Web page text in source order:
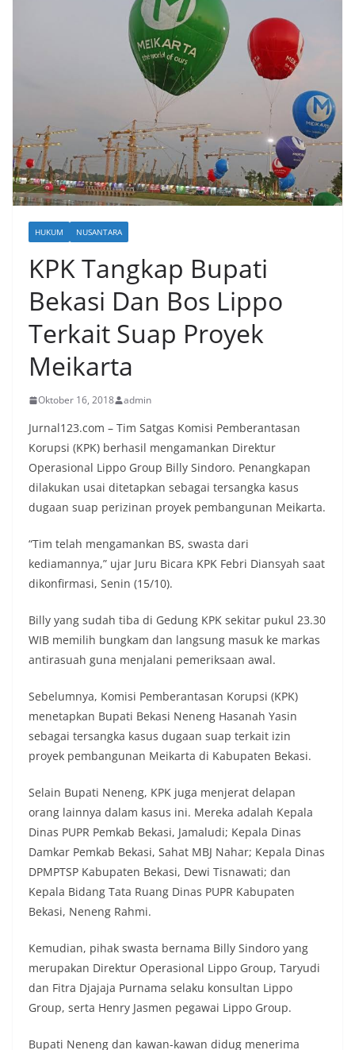
HUKUM NUSANTARA
KPK Tangkap Bupati
Bekasi Dan Bos Lippo
Terkait Suap Proyek
Meikarta
Oktober 16, 2018 admin
Jurnal123.com – Tim Satgas Komisi Pemberantasan
Korupsi (KPK) berhasil mengamankan Direktur
Operasional Lippo Group Billy Sindoro. Penangkapan
dilakukan usai ditetapkan sebagai tersangka kasus
dugaan suap perizinan proyek pembangunan Meikarta.
“Tim telah mengamankan BS, swasta dari
kediamannya,” ujar Juru Bicara KPK Febri Diansyah saat
dikonfirmasi, Senin (15/10).
Billy yang sudah tiba di Gedung KPK sekitar pukul 23.30
WIB memilih bungkam dan langsung masuk ke markas
antirasuah guna menjalani pemeriksaan awal.
Sebelumnya, Komisi Pemberantasan Korupsi (KPK)
menetapkan Bupati Bekasi Neneng Hasanah Yasin
sebagai tersangka kasus dugaan suap terkait izin
proyek pembangunan Meikarta di Kabupaten Bekasi.
Selain Bupati Neneng, KPK juga menjerat delapan
orang lainnya dalam kasus ini. Mereka adalah Kepala
Dinas PUPR Pemkab Bekasi, Jamaludi; Kepala Dinas
Damkar Pemkab Bekasi, Sahat MBJ Nahar; Kepala Dinas
DPMPTSP Kabupaten Bekasi, Dewi Tisnawati; dan
Kepala Bidang Tata Ruang Dinas PUPR Kabupaten
Bekasi, Neneng Rahmi.
Kemudian, pihak swasta bernama Billy Sindoro yang
merupakan Direktur Operasional Lippo Group, Taryudi
dan Fitra Djajaja Purnama selaku konsultan Lippo
Group, serta Henry Jasmen pegawai Lippo Group.
Bupati Neneng dan kawan-kawan didug menerima